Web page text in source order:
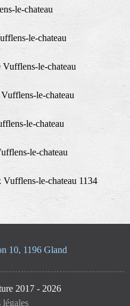
le-chateau
le-chateau
Vufflens-le-chateau
le-chateau
le-chateau
le-chateau
Vufflens-le-chateau 1134
10, 1196 Gland
2017 - 2026